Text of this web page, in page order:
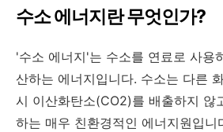
수소 에너지란 무엇인가?
'수소 에너지'는 수소를 연료로 사용
산하는 에너지입니다. 수소는 다른
시 이산화탄소(CO2)를 배출하지 않
하는 매우 친환경적인 에너지원입니